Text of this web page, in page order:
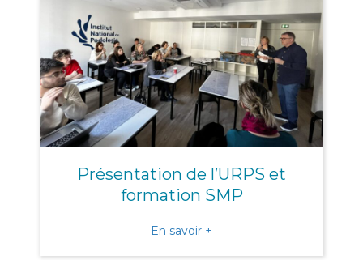
Présentation de l’URPS et
formation SMP
En savoir +